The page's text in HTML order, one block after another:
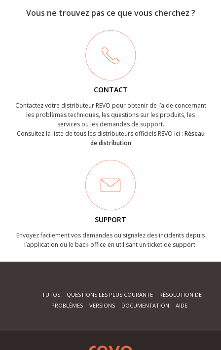
Vous ne trouvez pas ce que vous cherchez ?
CONTACT
Contactez votre distributeur REVO pour obtenir de l’aide concernant
les problèmes techniques, les questions sur les produits, les
services ou les demandes de support.
Consultez la liste de tous les distributeurs officiels REVO ici : Réseau
de distribution
SUPPORT
Envoyez facilement vos demandes ou signalez des incidents depuis
l’application ou le back-office en utilisant un ticket de support.
TUTOS QUESTIONS LES PLUS COURANTE
RÉSOLUTION DE
PROBLÈMES
VERSIONS DOCUMENTATION AIDE